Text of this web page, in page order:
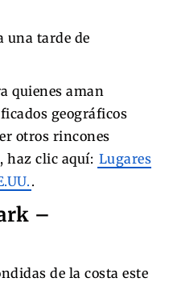
una tarde de
quienes aman
geográficos
otros rincones
haz clic aquí: Lugares
.
–
de la costa este